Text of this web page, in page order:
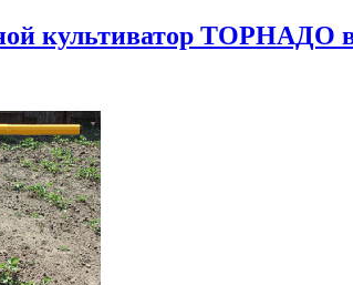
культиватор ТОРНАДО